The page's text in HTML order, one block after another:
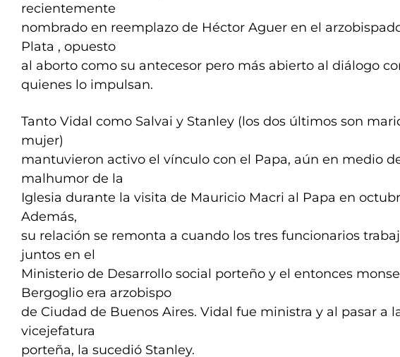
recientemente
nombrado en reemplazo de Héctor Aguer en el
Plata , opuesto
al aborto como su antecesor pero más abierto al diálogo
quienes lo impulsan.
Tanto Vidal como Salvai y Stanley (los dos últimos son
mujer)
mantuvieron activo el vínculo con el Papa, aún en medio
malhumor de la
Iglesia durante la visita de Mauricio Macri al Papa en
Además,
su relación se remonta a cuando los tres funcionarios
juntos en el
Ministerio de Desarrollo social porteño y el entonces
Bergoglio era arzobispo
de Ciudad de Buenos Aires. Vidal fue ministra y al pasar a
vicejefatura
porteña, la sucedió Stanley.